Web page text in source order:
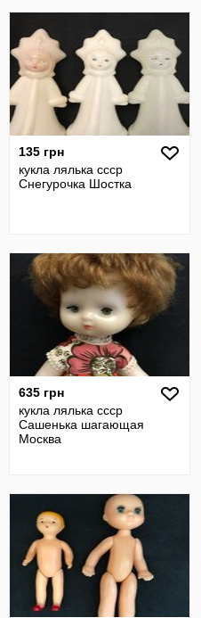
135 грн
кукла лялька ссср
Снегурочка Шостка
635 грн
кукла лялька ссср
Сашенька шагающая
Москва